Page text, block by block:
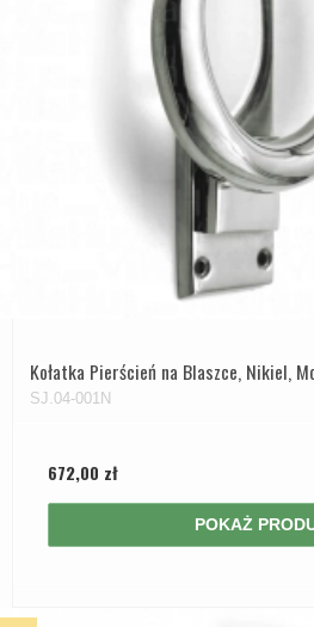
Kołatka Pierścień na Blaszce, Nikiel,
SJ.04-001N
672,00 zł
POKAŻ